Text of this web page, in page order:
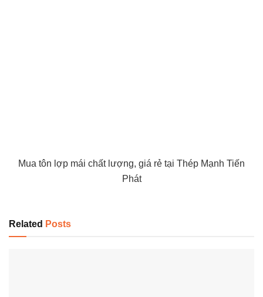
Mua tôn lợp mái chất lượng, giá rẻ tại Thép Mạnh Tiến
Phát
Related Posts